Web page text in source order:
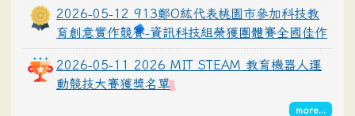
2026-05-12 913鄭O紘代表桃園市參加科技教
育創意實作競賽-資訊科技組榮獲團體賽全國佳作
2026-05-11 2026 MIT STEAM 教育機器人運
動競技大賽獲獎名單
more...